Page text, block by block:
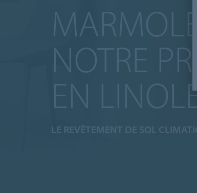
NOTRE
EN
LE REVÊTEMENT DE SOL